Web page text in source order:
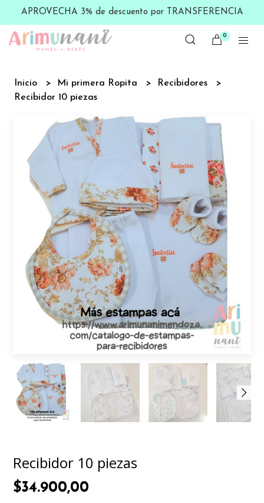
APROVECHA 3% de descuento por TRANSFERENCIA
0
Inicio Mi primera Ropita
Recibidores
Recibidor 10 piezas
Recibidor 10 piezas
$34.900,00